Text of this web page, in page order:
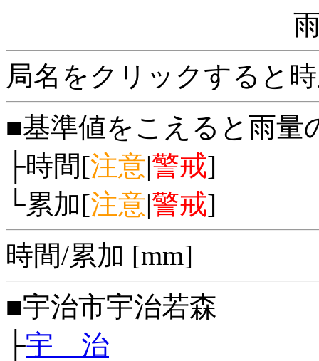
局名をクリックすると
■基準値をこえると雨量
├時間[注意|警戒]
└累加[注意|警戒]
時間/累加 [mm]
■宇治市宇治若森
├宇 治